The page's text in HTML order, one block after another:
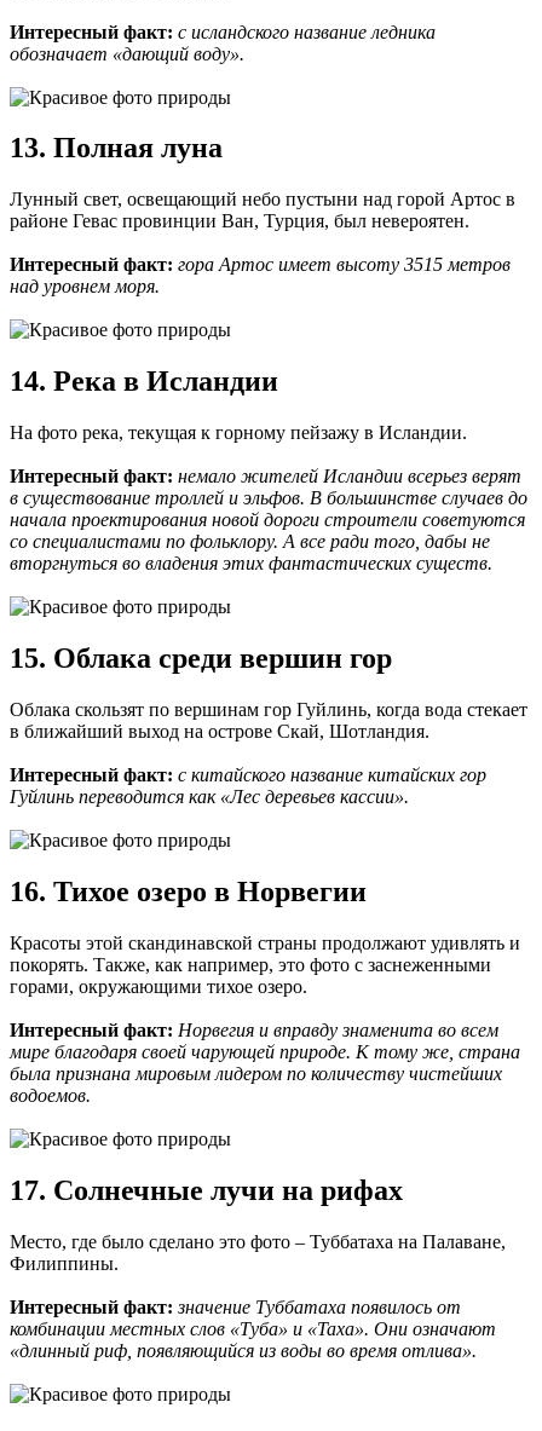
Интересный факт: с исландского название ледника
обозначает «дающий воду».
13. Полная луна
Лунный свет, освещающий небо пустыни над горой Артос в
районе Гевас провинции Ван, Турция, был невероятен.
Интересный факт: гора Артос имеет высоту 3515 метров
над уровнем моря.
14. Река в Исландии
На фото река, текущая к горному пейзажу в Исландии.
Интересный факт: немало жителей Исландии всерьез верят
в существование троллей и эльфов. В большинстве случаев до
начала проектирования новой дороги строители советуются
со специалистами по фольклору. А все ради того, дабы не
вторгнуться во владения этих фантастических существ.
15. Облака среди вершин гор
Облака скользят по вершинам гор Гуйлинь, когда вода стекает
в ближайший выход на острове Скай, Шотландия.
Интересный факт: с китайского название китайских гор
Гуйлинь переводится как «Лес деревьев кассии».
16. Тихое озеро в Норвегии
Красоты этой скандинавской страны продолжают удивлять и
покорять. Также, как например, это фото с заснеженными
горами, окружающими тихое озеро.
Интересный факт: Норвегия и вправду знаменита во всем
мире благодаря своей чарующей природе. К тому же, страна
была признана мировым лидером по количеству чистейших
водоемов.
17. Солнечные лучи на рифах
Место, где было сделано это фото – Туббатаха на Палаване,
Филиппины.
Интересный факт: значение Туббатаха появилось от
комбинации местных слов «Туба» и «Таха». Они означают
«длинный риф, появляющийся из воды во время отлива».